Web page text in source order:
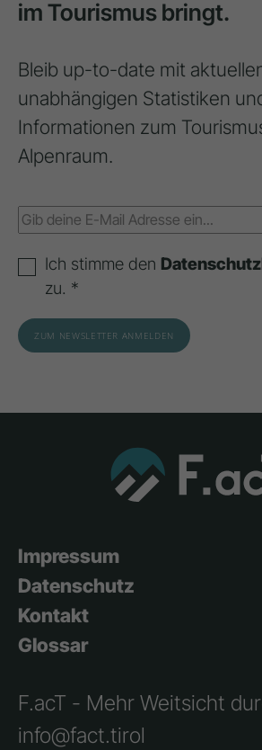
im Tourismus bringt.
Bleib up-to-date mit
unabhängigen Statistiken
Informationen zum
Alpenraum.
Ich stimme den
zu. *
Impressum
Datenschutz
Kontakt
Glossar
F.acT - Mehr Weitsicht
info@fact.tirol